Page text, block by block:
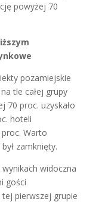
powyżej 70
pozamiejskie
tle całej grupy
70 proc. uzyskało
hoteli
Warto
zamknięty.
widoczna
gości
pierwszej grupie